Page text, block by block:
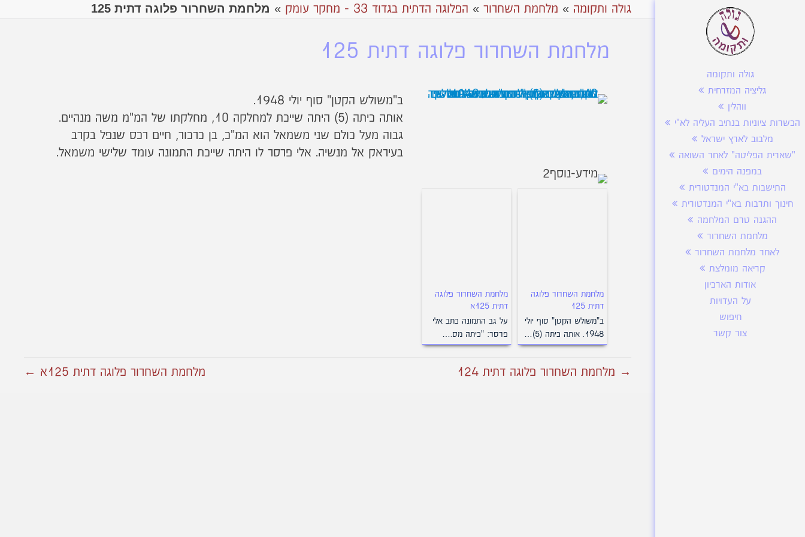
גולה ותקומה
גליציה המזרחית
ווהלין
הכשרות ציוניות בנתיב העליה לא"י
מלבוב לארץ ישראל
"שארית הפליטה" לאחר השואה
במפנה הימים
התישבות בא"י המנדטורית
חינוך ותרבות בא"י המנדטורית
ההגנה טרם המלחמה
מלחמת השחרור
לאחר מלחמת השחרור
קריאה מומלצת
אודות הארכיון
על העדויות
חיפוש
צור קשר
גולה ותקומה » מלחמת השחרור » הפלוגה הדתית בגדוד 33 - מחקר עומק » מלחמת השחרור פלוגה דתית 125
מלחמת השחרור פלוגה דתית 125
ב"משולש הקטן" סוף יולי 1948.
אותה כיתה (5) היתה שייכת למחלקה 10, מחלקתו של המ"מ משה מנהיים.
גבוה מעל כולם שני משמאל הוא המ"כ, בן כרכור, חיים רכס שנפל בקרב
בעיראק אל מנשיה. אלי פרסר לו היתה שייכת התמונה עומד שלישי משמאל.
מלחמת השחרור פלוגה
דתית 125
ב"משולש הקטן" סוף יולי
1948. אותה כיתה (5)…
מלחמת השחרור פלוגה
דתית 125א
על גב התמונה כתב אלי
פרסר: "כיתה מס.…
→ מלחמת השחרור פלוגה דתית 124 מלחמת השחרור פלוגה דתית 125א ←